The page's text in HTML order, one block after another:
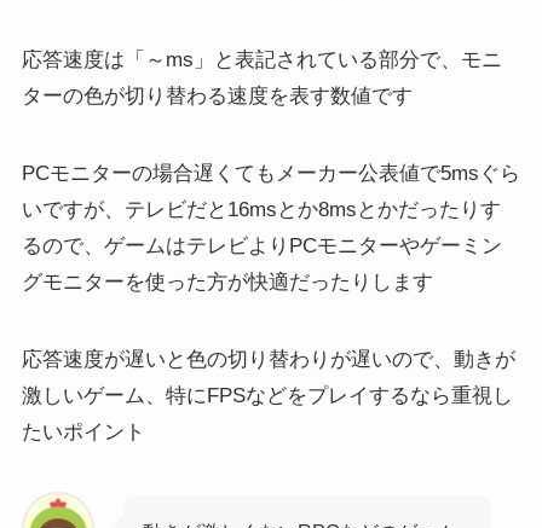
応答速度は「～ms」と表記されている部分で、モニ
ターの色が切り替わる速度を表す数値です
PCモニターの場合遅くてもメーカー公表値で5msぐら
いですが、テレビだと16msとか8msとかだったりす
るので、ゲームはテレビよりPCモニターやゲーミン
グモニターを使った方が快適だったりします
応答速度が遅いと色の切り替わりが遅いので、動きが
激しいゲーム、特にFPSなどをプレイするなら重視し
たいポイント